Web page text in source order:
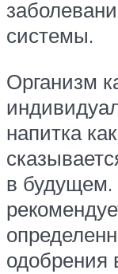
системы.
Организм
напитка
в
одобрения